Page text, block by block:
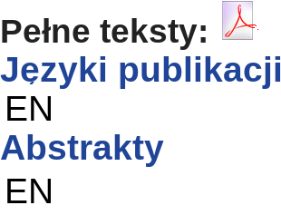
Pełne teksty:
Języki publikacji
EN
Abstrakty
EN